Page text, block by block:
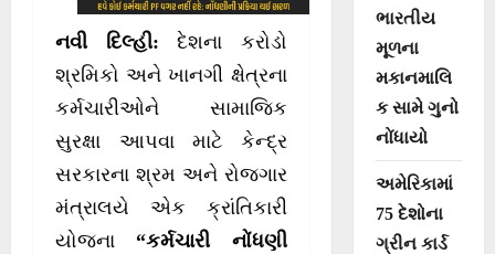
નવી દિલ્હી: દેશના કરોડો
શ્રમિકો અને ખાનગી ક્ષેત્રના
કર્મચારીઓને સામાજિક
સુરક્ષા આપવા માટે કેન્દ્ર
સરકારના શ્રમ અને રોજગાર
મંત્રાલયે એક ક્રાંતિકારી
યોજના “કર્મચારી નોંધણી
ભારતીય
મૂળના
મકાનમાલિ
ક સામે ગુનો
નોંધાયો
અમેરિકામાં
75 દેશોના
ગ્રીન કાર્ડ